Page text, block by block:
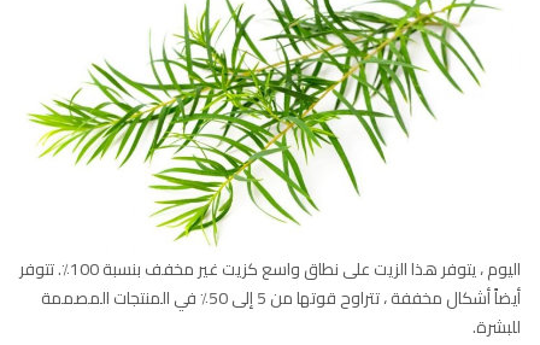
اليوم ، يتوفر هذا الزيت على نطاق واسع كزيت غير مخفف بنسبة 100٪. تتوفر
أيضاً أشكال مخففة ، تتراوح قوتها من 5 إلى 50٪ في المنتجات المصممة
للبشرة.